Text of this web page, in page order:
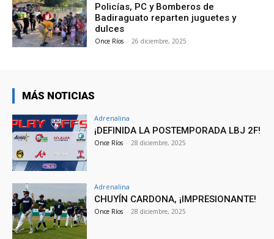
Policías, PC y Bomberos de
Badiraguato reparten juguetes y
dulces
Once Ríos - 26 diciembre, 2025
MÁS NOTICIAS
Adrenalina
¡DEFINIDA LA POSTEMPORADA LBJ 2F!
Once Ríos - 28 diciembre, 2025
Adrenalina
CHUYÍN CARDONA, ¡IMPRESIONANTE!
Once Ríos - 28 diciembre, 2025